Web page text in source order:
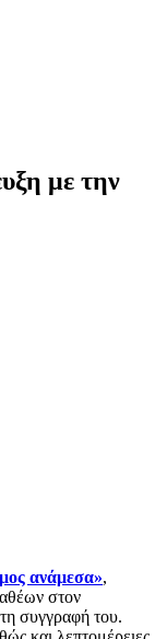
με την
ανάμεσα»,
στον
συγγραφή του.